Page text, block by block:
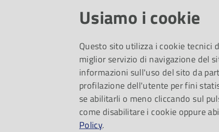
Biblioteca
Musica
Usiamo i cookie
Questo sito utilizza i cookie tecnici
miglior servizio di navigazione del
informazioni sull'uso del sito da
profilazione dell'utente per fini
se abilitarli o meno cliccando sul
come disabilitare i cookie oppure
Policy.